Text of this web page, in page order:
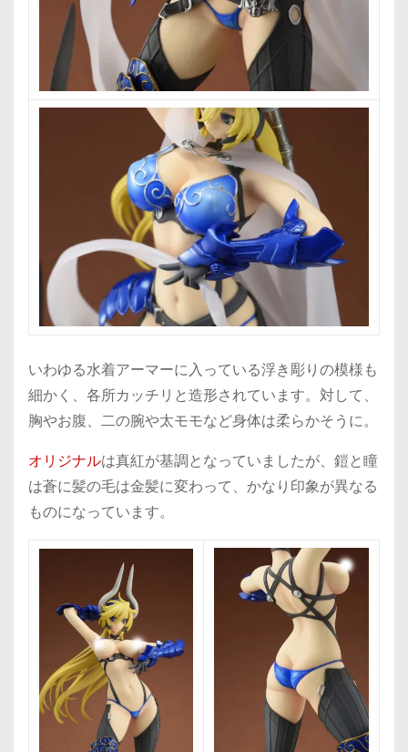
いわゆる水着アーマーに入っている浮き彫りの模様も
細かく、各所カッチリと造形されています。対して、
胸やお腹、二の腕や太モモなど身体は柔らかそうに。
オリジナルは真紅が基調となっていましたが、鎧と瞳
は蒼に髪の毛は金髪に変わって、かなり印象が異なる
ものになっています。